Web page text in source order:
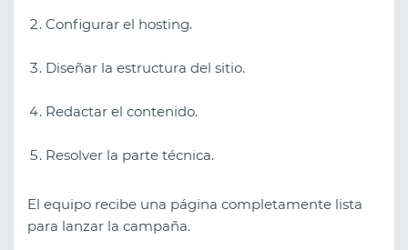
Configurar el hosting.
Diseñar la estructura del sitio.
Redactar el contenido.
Resolver la parte técnica.
El equipo recibe una página completamente lista
para lanzar la campaña.